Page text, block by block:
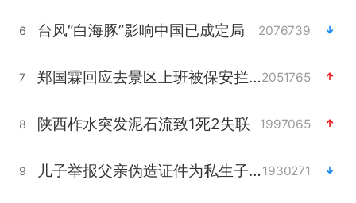
6 台风“白海豚”影响中国已成定局 2076739
7 郑国霖回应去景区上班被保安拦下2051765
8 陕西柞水突发泥石流致1死2失联 1997065
9 儿子举报父亲伪造证件为私生子落户1930271